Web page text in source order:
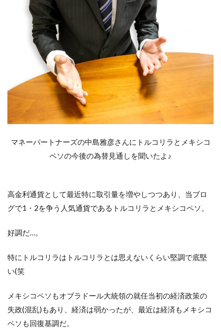
マネーパートナーズの中島雅彦さんにトルコリラとメキシコ
ペソの今後の為替見通しを聞いたよ♪
高金利通貨として最近特に取引量を増やしつつあり、当ブロ
グで1・2を争う人気通貨であるトルコリラとメキシコペソ。
好調だ…。
特にトルコリラはトルコリラとは思えないくらい堅調で底堅
い(笑
メキシコペソもオブラドール大統領の就任当初の経済政策の
失政(混乱)もあり、経済は弱かったが、最近は経済もメキシコ
ペソも回復基調だ。